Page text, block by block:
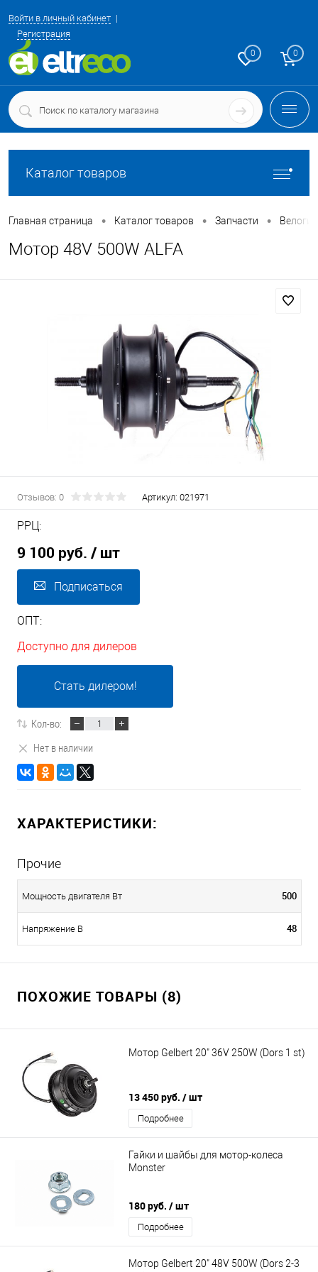
Войти в личный кабинет
Регистрация
0 0
Каталог товаров
Главная страница • Каталог товаров • Запчасти •
Мотор 48V 500W ALFA
Отзывов: 0 Артикул: 021971
РРЦ:
9 100 руб. / шт
Подписаться
ОПТ:
Доступно для дилеров
Стать дилером!
Кол-во:
Нет в наличии
ХАРАКТЕРИСТИКИ:
Прочие
Мощность двигателя Вт 500
Напряжение В 48
ПОХОЖИЕ ТОВАРЫ (8)
Мотор Gelbert 20" 36V 250W (Dors 1 st)
13 450 руб. / шт
Подробнее
Гайки и шайбы для мотор-колеса
Monster
180 руб. / шт
Подробнее
Мотор Gelbert 20" 48V 500W (Dors 2-3